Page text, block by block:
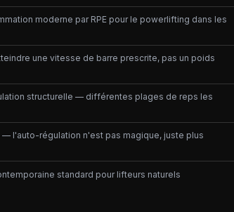
moderne par RPE pour le powerlifting dans les
une vitesse de barre prescrite, pas un poids
structurelle — différentes plages de reps les
— l'auto-régulation n'est pas magique, juste plus
standard pour lifteurs naturels